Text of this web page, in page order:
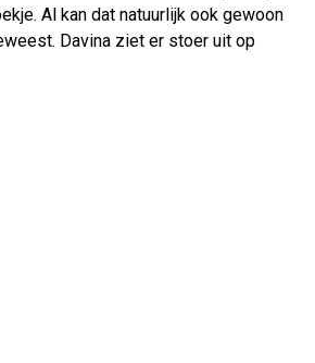
Al kan dat natuurlijk ook gewoon
Davina ziet er stoer uit op